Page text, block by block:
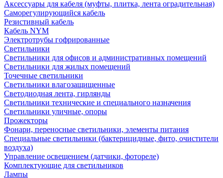
Аксессуары для кабеля (муфты, плитка, лента оградительная)
Саморегулирующийся кабель
Резистивный кабель
Кабель NYM
Электротрубы гофрированные
Светильники
Светильники для офисов и административных помещений
Светильники для жилых помещений
Точечные светильники
Светильники влагозащищенные
Светодиодная лента, гирлянды
Светильники технические и специального назначения
Светильники уличные, опоры
Прожекторы
Фонари, переносные светильники, элементы питания
Специальные светильники (бактерицидные, фито, очистители
воздуха)
Управление освещением (датчики, фотореле)
Комплектующие для светильников
Лампы